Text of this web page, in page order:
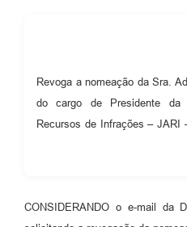
Audiências Públicas
Galeria de Vídeos
Revoga a nomeação da Sra.
do cargo de Presidente da
Recursos de Infrações – JARI
CONSIDERANDO o e-mail da